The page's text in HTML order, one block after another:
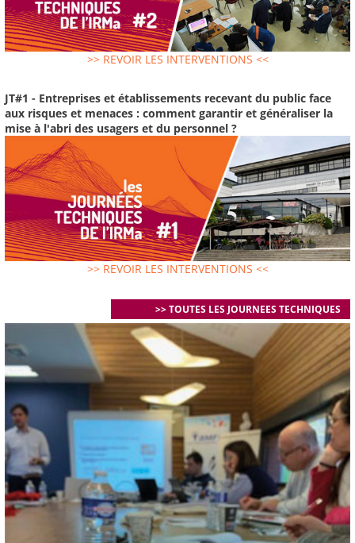
>> REVOIR LES INTERVENTIONS <<
JT#1 - Entreprises et établissements recevant du public face
aux risques et menaces : comment garantir et généraliser la
mise à l'abri des usagers et du personnel ?
>> REVOIR LES INTERVENTIONS <<
>> TOUTES LES JOURNEES TECHNIQUES